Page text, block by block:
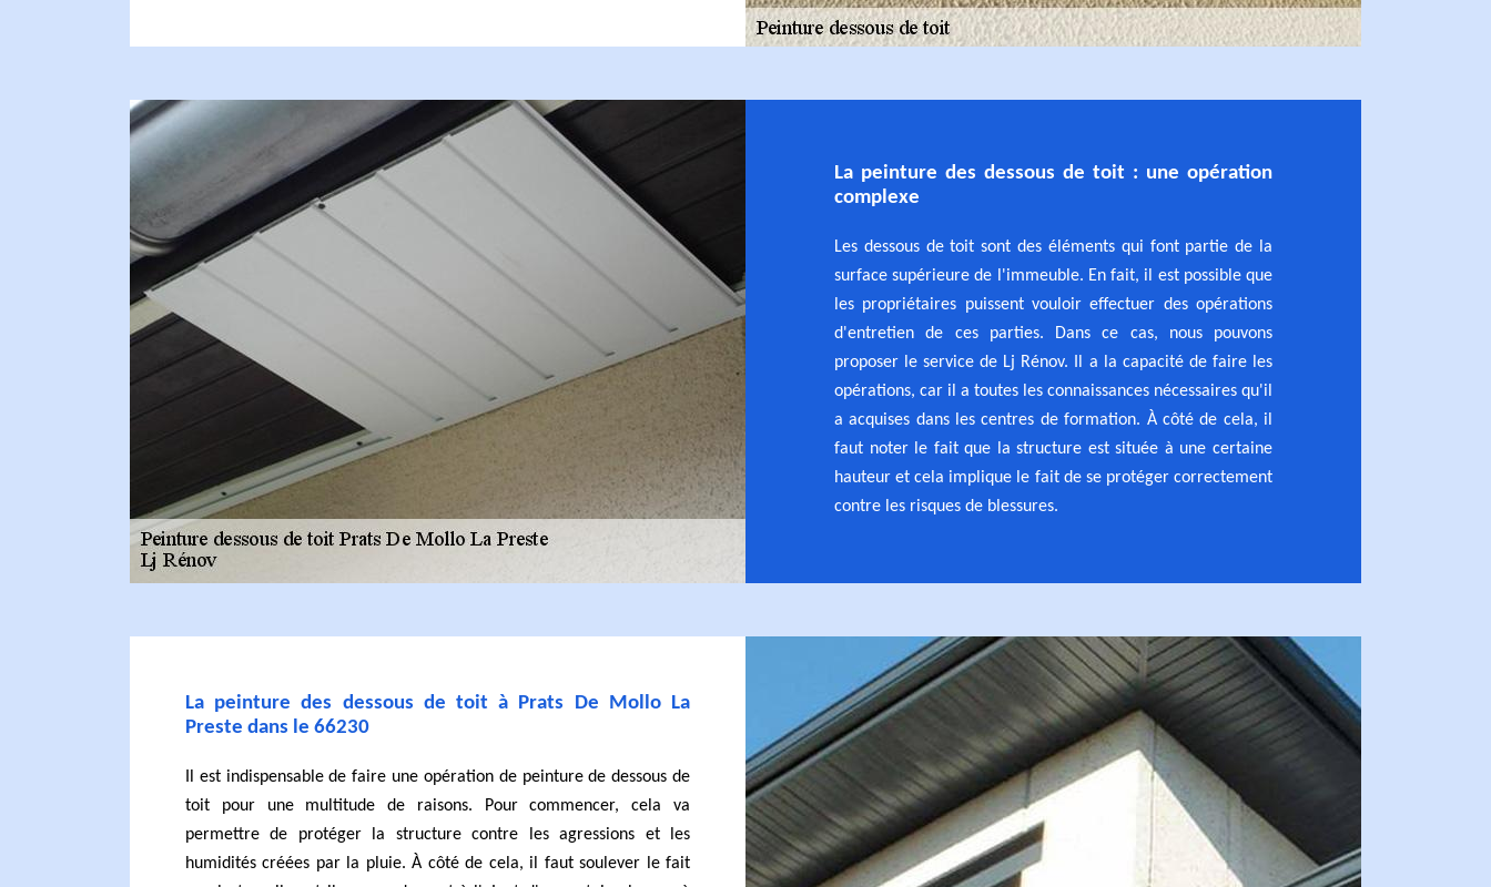
La peinture des dessous de toit : une opération
complexe
Les dessous de toit sont des éléments qui font partie de la
surface supérieure de l'immeuble. En fait, il est possible que
les propriétaires puissent vouloir effectuer des opérations
d'entretien de ces parties. Dans ce cas, nous pouvons
proposer le service de Lj Rénov. Il a la capacité de faire les
opérations, car il a toutes les connaissances nécessaires qu'il
a acquises dans les centres de formation. À côté de cela, il
faut noter le fait que la structure est située à une certaine
hauteur et cela implique le fait de se protéger correctement
contre les risques de blessures.
La peinture des dessous de toit à Prats De Mollo La
Preste dans le 66230
Il est indispensable de faire une opération de peinture de dessous de
toit pour une multitude de raisons. Pour commencer, cela va
permettre de protéger la structure contre les agressions et les
humidités créées par la pluie. À côté de cela, il faut soulever le fait